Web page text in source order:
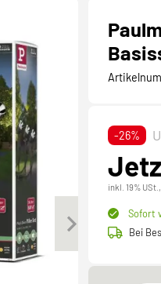
-26%
inkl. 19% USt.,
Sofort
Bei